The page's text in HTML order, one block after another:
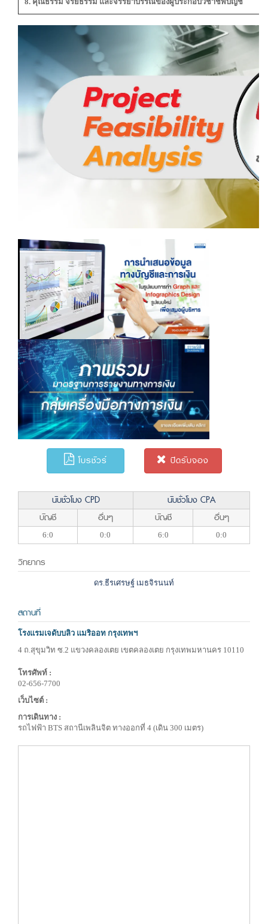
โบรชัวร์ ปิดรับจอง
นับชั่วโมง CPD
นับชั่วโมง CPA
บัญชี
อื่นๆ บัญชี อื่นๆ
6:0 0:0 6:0 0:0
วิทยากร
ดร.ธีรเศรษฐ์ เมธจิรนนท์
สถานที่
โรงแรมเจดับบลิว แมริออท กรุงเทพฯ
4 ถ.สุขุมวิท ซ.2 แขวงคลองเตย เขตคลองเตย กรุงเทพมหานคร 10110
โทรศัพท์ :
02-656-7700
เว็บไซต์ :
การเดินทาง :
รถไฟฟ้า BTS สถานีเพลินจิต ทางออกที่ 4 (เดิน 300 เมตร)